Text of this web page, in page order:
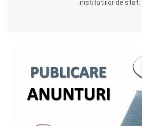
institutiilor de stat.